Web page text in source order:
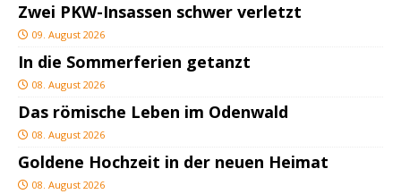
Zwei PKW-Insassen schwer verletzt
09. August 2026
In die Sommerferien getanzt
08. August 2026
Das römische Leben im Odenwald
08. August 2026
Goldene Hochzeit in der neuen Heimat
08. August 2026